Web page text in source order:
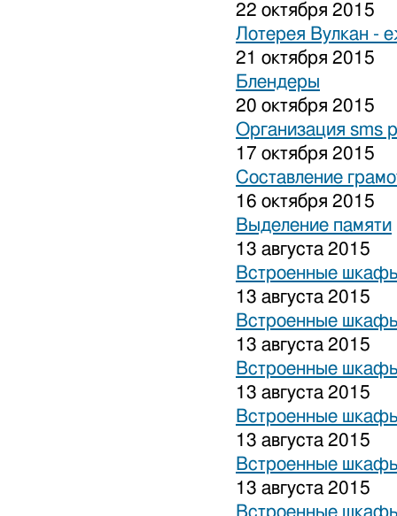
22 октября 2015
Лотерея Вулкан -
21 октября 2015
Блендеры
20 октября 2015
Организация sms
17 октября 2015
Составление
16 октября 2015
Выделение памяти
13 августа 2015
Встроенные
13 августа 2015
Встроенные
13 августа 2015
Встроенные
13 августа 2015
Встроенные
13 августа 2015
Встроенные
13 августа 2015
Встроенные